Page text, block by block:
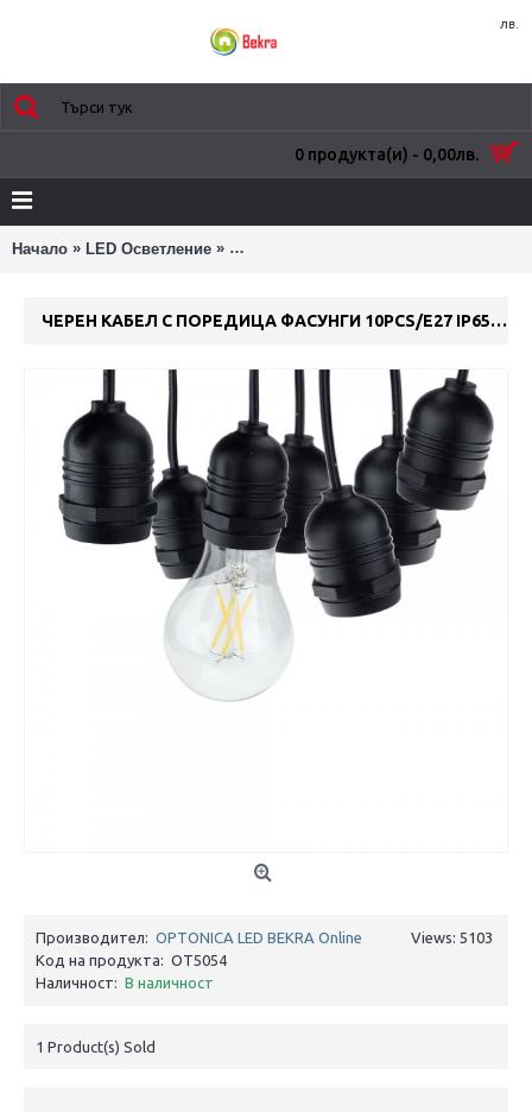
лв.
0 продукта(и) - 0,00лв.
Начало » LED Осветление » ЧЕРЕН КАБЕЛ С ПОРЕДИЦА ФАСУНГИ
ЧЕРЕН КАБЕЛ С ПОРЕДИЦА ФАСУНГИ 10PCS/E27 IP65 6M СВАЛЯЩИ СЕ ЦОКЛИ
Views: 5103
Производител: OPTONICA LED BEKRA Online
Код на продукта: OT5054
Наличност: В наличност
1 Product(s) Sold